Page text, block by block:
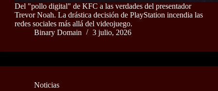
Del "pollo digital" de KFC a las verdades del presentador
Trevor Noah. La drástica decisión de PlayStation incendia las
redes sociales más allá del videojuego.
Binary Domain
3 julio, 2026
Noticias